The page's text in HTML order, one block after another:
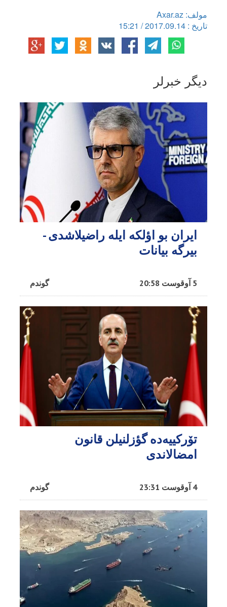
مولف: Axar.az
تاریخ : 2017.09.14 / 15:21
دیگر خبرلر
ایران بو اؤلکه ایله راضیلاشدی -
بیرگه بیانات
گوندم 5 آوقوست 20:58
تۆرکییه‌ده گؤزلنیلن قانون
امضالاندی
گوندم 4 آوقوست 23:31